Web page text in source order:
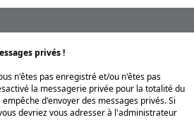
privés !
n'êtes pas enregistré et/ou n'êtes pas
la messagerie privée pour la totalité du
d'envoyer des messages privés. Si
devriez vous adresser à l'administrateur